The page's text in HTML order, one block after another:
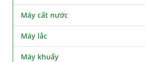
Máy cất nước
Máy lắc
Máy khuấy